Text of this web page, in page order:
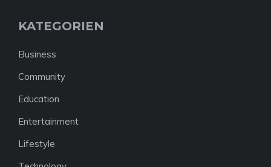
KATEGORIEN
Business
Community
Education
Entertainment
Lifestyle